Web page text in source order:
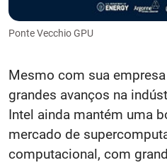
Ponte Vecchio GPU
Mesmo com sua
grandes avanços na
Intel ainda mantém uma
mercado de
computacional, com